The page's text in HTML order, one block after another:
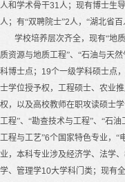
人和学术骨干31人；现有博士生
人；有“双聘院士”2人，“湖北省
学校培养层次齐全，现有“地
质资源与地质工程”、“石油与天然
科博士点； 19个一级学科硕士点，
士学位授予权，工程硕士、农业
权，以及高校教师在职攻读硕士
工程”、“勘查技术与工程”、“石
工程与工艺”6个国家特色专业，“
业，本科专业涉及经济学、法学
学、管理学10大学科门类；现有